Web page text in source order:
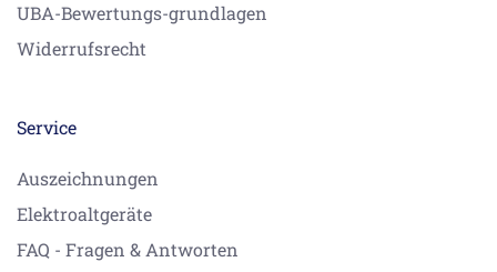
UBA-Bewertungs-grundlagen
Widerrufsrecht
Service
Auszeichnungen
Elektroaltgeräte
FAQ - Fragen & Antworten